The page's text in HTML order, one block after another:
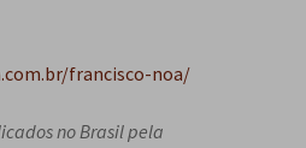
francisco-noa/
no Brasil pela